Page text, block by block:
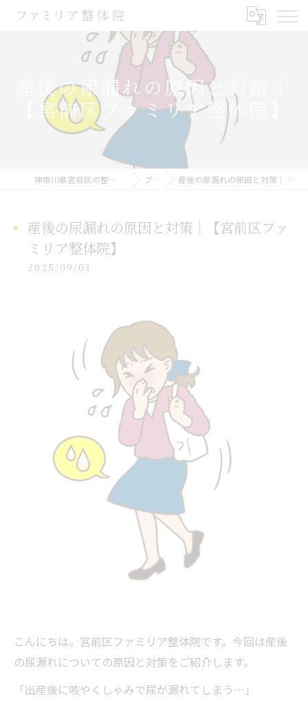
産後の尿漏れの原因と対策｜
【宮前区ファミリア整体院】
神奈川県宮前区の整体ならファミリア整体院 ブログ 産後の尿漏れの原因と対策｜【宮前区ファミリア整体院】
産後の尿漏れの原因と対策｜【宮前区ファ
ミリア整体院】
2025/09/03
こんにちは。宮前区ファミリア整体院です。今回は産後
の尿漏れについての原因と対策をご紹介します。
「出産後に咳やくしゃみで尿が漏れてしまう…」